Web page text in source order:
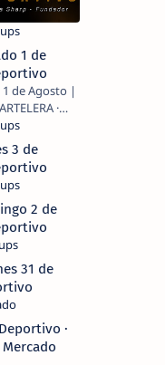
1 de
de Agosto |
3 de
2 de
31 de
·